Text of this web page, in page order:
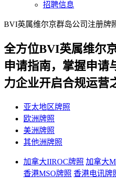
招聘信息
BVI英属维尔京群岛公司注册牌
全方位BVI英属维尔
申请指南，掌握申请
力企业开启合规运营
亚太地区牌照
欧洲牌照
美洲牌照
其他洲牌照
加拿大IIROC牌照 加拿大
香港MSO牌照 香港电讯牌